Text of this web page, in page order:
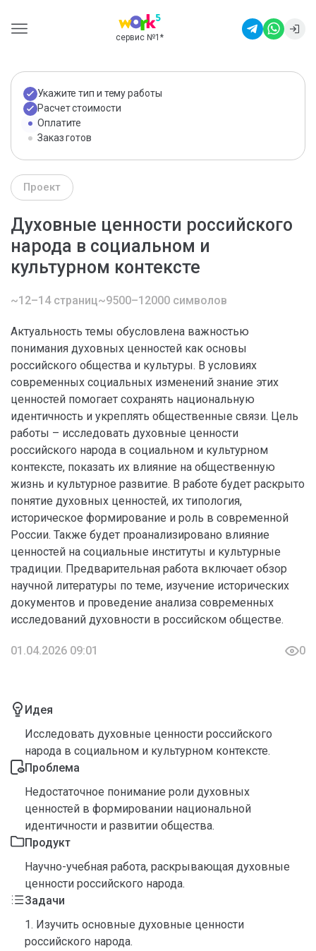
сервис №1 *
Укажите тип и тему работы
Расчет стоимости
Оплатите
Заказ готов
Проект
Духовные ценности российского
народа в социальном и
культурном контексте
~12–14 страниц~9500–12000 символов
Актуальность темы обусловлена важностью
понимания духовных ценностей как основы
российского общества и культуры. В условиях
современных социальных изменений знание этих
ценностей помогает сохранять национальную
идентичность и укреплять общественные связи. Цель
работы – исследовать духовные ценности
российского народа в социальном и культурном
контексте, показать их влияние на общественную
жизнь и культурное развитие. В работе будет раскрыто
понятие духовных ценностей, их типология,
историческое формирование и роль в современной
России. Также будет проанализировано влияние
ценностей на социальные институты и культурные
традиции. Предварительная работа включает обзор
научной литературы по теме, изучение исторических
документов и проведение анализа современных
исследований духовности в российском обществе.
01.04.2026 09:01 0
Идея
Исследовать духовные ценности российского
народа в социальном и культурном контексте.
Проблема
Недостаточное понимание роли духовных
ценностей в формировании национальной
идентичности и развитии общества.
Продукт
Научно-учебная работа, раскрывающая духовные
ценности российского народа.
Задачи
1. Изучить основные духовные ценности
российского народа.